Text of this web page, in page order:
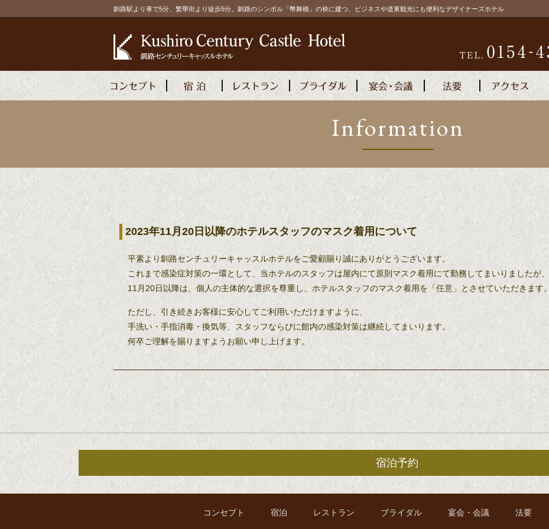
釧路駅より車で5分、繁華街より徒歩5分。釧路のシンボル「幣舞橋」の袂に建つ、ビジネスや道東観光にも便利なデザイナーズホテル
宿泊予約
Information
2023年11月20日以降のホテルスタッフのマスク着用について
平素より釧路センチュリーキャッスルホテルをご愛顧賜り誠にありがとうございます。
これまで感染症対策の一環として、当ホテルのスタッフは屋内にて原則マスク着用にて勤務してまいりましたが、
11月20日以降は、個人の主体的な選択を尊重し、ホテルスタッフのマスク着用を「任意」とさせていただきます。
ただし、引き続きお客様に安心してご利用いただけますように、
手洗い・手指消毒・換気等、スタッフならびに館内の感染対策は継続してまいります。
何卒ご理解を賜りますようお願い申し上げます。
宿泊予約
コンセプト 宿泊 レストラン ブライダル 宴会・会議 法要